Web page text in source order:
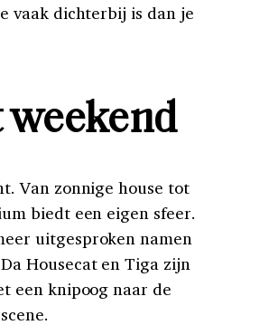
vaak dichterbij is dan je
weekend
Van zonnige house tot
biedt een eigen sfeer.
uitgesproken namen
Housecat en Tiga zijn
een knipoog naar de